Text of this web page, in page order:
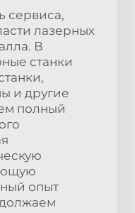
сервиса,
лазерных
В
станки
и другие
полный
опыт